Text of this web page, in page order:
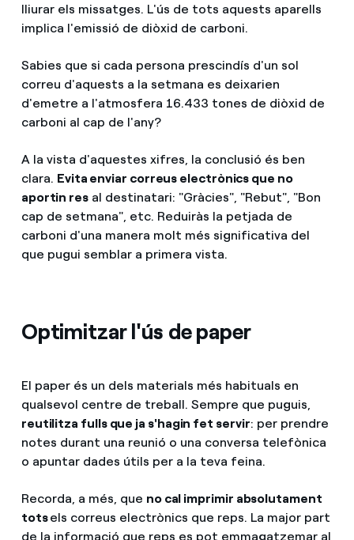
lliurar els missatges. L'ús de tots aquests aparells
implica l'emissió de diòxid de carboni.
Sabies que si cada persona prescindís d'un sol
correu d'aquests a la setmana es deixarien
d'emetre a l'atmosfera 16.433 tones de diòxid de
carboni al cap de l'any?
A la vista d'aquestes xifres, la conclusió és ben
clara. Evita enviar correus electrònics que no
aportin res al destinatari: "Gràcies", "Rebut", "Bon
cap de setmana", etc. Reduiràs la petjada de
carboni d'una manera molt més significativa del
que pugui semblar a primera vista.
Optimitzar l'ús de paper
El paper és un dels materials més habituals en
qualsevol centre de treball. Sempre que puguis,
reutilitza fulls que ja s'hagin fet servir: per prendre
notes durant una reunió o una conversa telefònica
o apuntar dades útils per a la teva feina.
Recorda, a més, que no cal imprimir absolutament
totsels correus electrònics que reps. La major part
de la informació que reps es pot emmagatzemar al